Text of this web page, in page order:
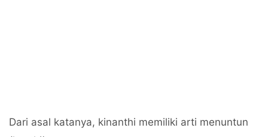
Dari asal katanya, kinanthi memiliki arti menuntun